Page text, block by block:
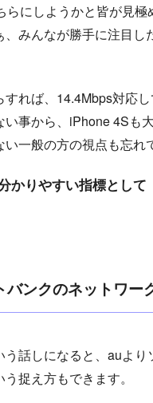
にしようかと皆が見
みんなが勝手に注目
れば、14.4Mbps対応
事から、iPhone 4Sも
一般の方の視点も忘れ
かりやすい指標とし
バンクのネットワ
話しになると、auよ
捉え方もできます。